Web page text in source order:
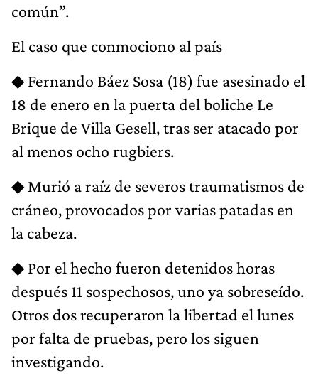
común”.
El caso que conmociono al país
◆ Fernando Báez Sosa (18) fue asesinado el
18 de enero en la puerta del boliche Le
Brique de Villa Gesell, tras ser atacado por
al menos ocho rugbiers.
◆ Murió a raíz de severos traumatismos de
cráneo, provocados por varias patadas en
la cabeza.
◆ Por el hecho fueron detenidos horas
después 11 sospechosos, uno ya sobreseído.
Otros dos recuperaron la libertad el lunes
por falta de pruebas, pero los siguen
investigando.